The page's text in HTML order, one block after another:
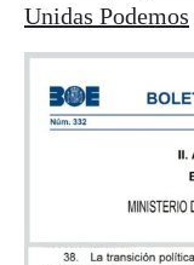
Unidas Podemos